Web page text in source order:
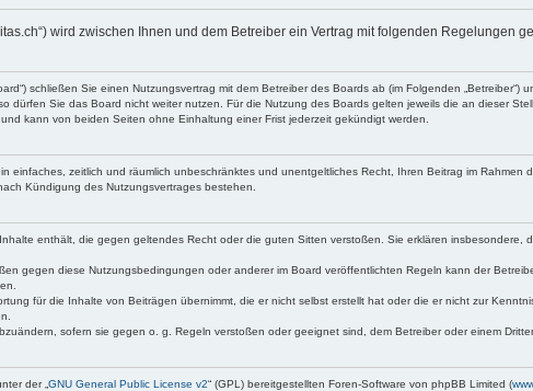
wird zwischen Ihnen und dem Betreiber ein Vertrag mit folgenden Regelungen
schließen Sie einen Nutzungsvertrag mit dem Betreiber des Boards ab (im Folgenden
dürfen Sie das Board nicht weiter nutzen. Für die Nutzung des Boards gelten jeweils die an dieser
kann von beiden Seiten ohne Einhaltung einer Frist jederzeit gekündigt werden.
einfaches, zeitlich und räumlich unbeschränktes und unentgeltliches Recht, Ihren Beitrag im Rahmen
Kündigung des Nutzungsvertrages bestehen.
enthält, die gegen geltendes Recht oder die guten Sitten verstoßen. Sie erklären
gegen diese Nutzungsbedingungen oder anderer im Board veröffentlichten Regeln kann der
für die Inhalte von Beiträgen übernimmt, die er nicht selbst erstellt hat oder die er nicht zur
sofern sie gegen o. g. Regeln verstoßen oder geeignet sind, dem Betreiber oder einem
der „ GNU General Public License v2“ (GPL) bereitgestellten Foren-Software von phpBB Limited (